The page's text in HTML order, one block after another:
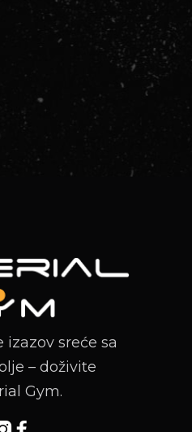
Zaključak:
izazov sreće sa
– doživite
Gym.
